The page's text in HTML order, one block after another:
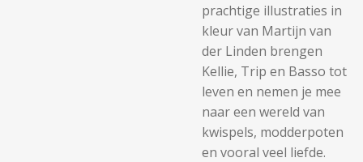
prachtige illustraties in
kleur van Martijn van
der Linden brengen
Kellie, Trip en Basso tot
leven en nemen je mee
naar een wereld van
kwispels, modderpoten
en vooral veel liefde.